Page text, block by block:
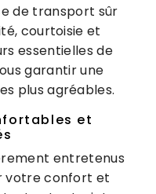
de transport sûr
courtoisie et
essentielles de
garantir une
plus agréables.
et
entretenus
votre confort et